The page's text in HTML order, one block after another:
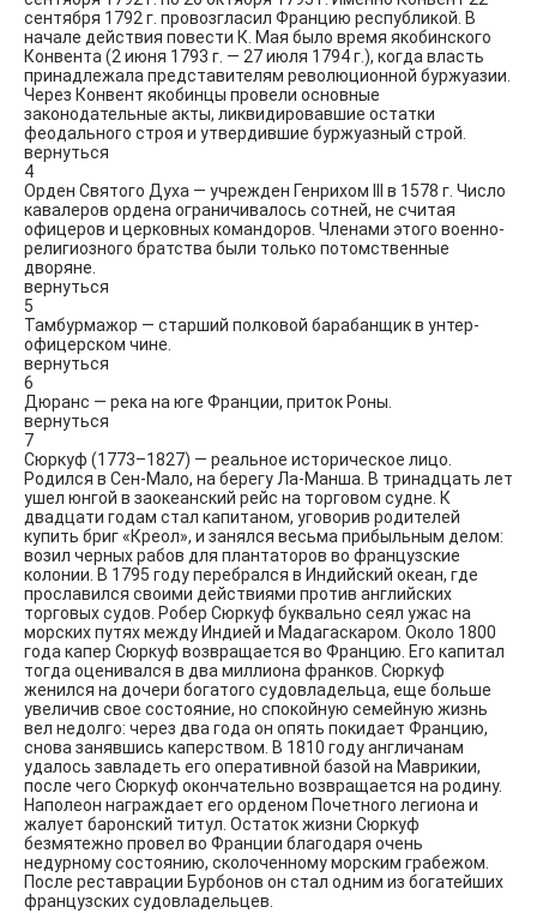
сентября 1792 г. провозгласил Францию республикой. В
начале действия повести К. Мая было время якобинского
Конвента (2 июня 1793 г. — 27 июля 1794 г.), когда власть
принадлежала представителям революционной буржуазии.
Через Конвент якобинцы провели основные
законодательные акты, ликвидировавшие остатки
феодального строя и утвердившие буржуазный строй.
вернуться
4
Орден Святого Духа — учрежден Генрихом III в 1578 г. Число
кавалеров ордена ограничивалось сотней, не считая
офицеров и церковных командоров. Членами этого военно-
религиозного братства были только потомственные
дворяне.
вернуться
5
Тамбурмажор — старший полковой барабанщик в унтер-
офицерском чине.
вернуться
6
Дюранс — река на юге Франции, приток Роны.
вернуться
7
Сюркуф (1773–1827) — реальное историческое лицо.
Родился в Сен-Мало, на берегу Ла-Манша. В тринадцать лет
ушел юнгой в заокеанский рейс на торговом судне. К
двадцати годам стал капитаном, уговорив родителей
купить бриг «Креол», и занялся весьма прибыльным делом:
возил черных рабов для плантаторов во французские
колонии. В 1795 году перебрался в Индийский океан, где
прославился своими действиями против английских
торговых судов. Робер Сюркуф буквально сеял ужас на
морских путях между Индией и Мадагаскаром. Около 1800
года капер Сюркуф возвращается во Францию. Его капитал
тогда оценивался в два миллиона франков. Сюркуф
женился на дочери богатого судовладельца, еще больше
увеличив свое состояние, но спокойную семейную жизнь
вел недолго: через два года он опять покидает Францию,
снова занявшись каперством. В 1810 году англичанам
удалось завладеть его оперативной базой на Маврикии,
после чего Сюркуф окончательно возвращается на родину.
Наполеон награждает его орденом Почетного легиона и
жалует баронский титул. Остаток жизни Сюркуф
безмятежно провел во Франции благодаря очень
недурному состоянию, сколоченному морским грабежом.
После реставрации Бурбонов он стал одним из богатейших
французских судовладельцев.